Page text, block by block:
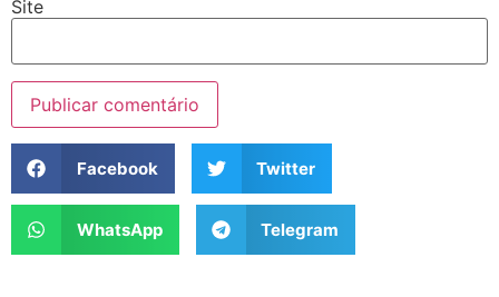
Site
Facebook Twitter
WhatsApp Telegram